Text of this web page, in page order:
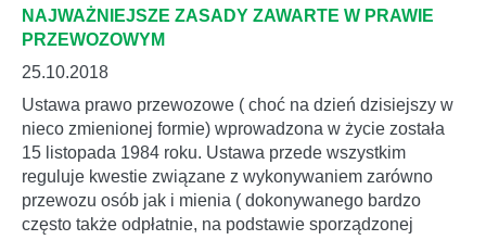
NAJWAŻNIEJSZE ZASADY ZAWARTE W PRAWIE
PRZEWOZOWYM
25.10.2018
Ustawa prawo przewozowe ( choć na dzień dzisiejszy w
nieco zmienionej formie) wprowadzona w życie została
15 listopada 1984 roku. Ustawa przede wszystkim
reguluje kwestie związane z wykonywaniem zarówno
przewozu osób jak i mienia ( dokonywanego bardzo
często także odpłatnie, na podstawie sporządzonej